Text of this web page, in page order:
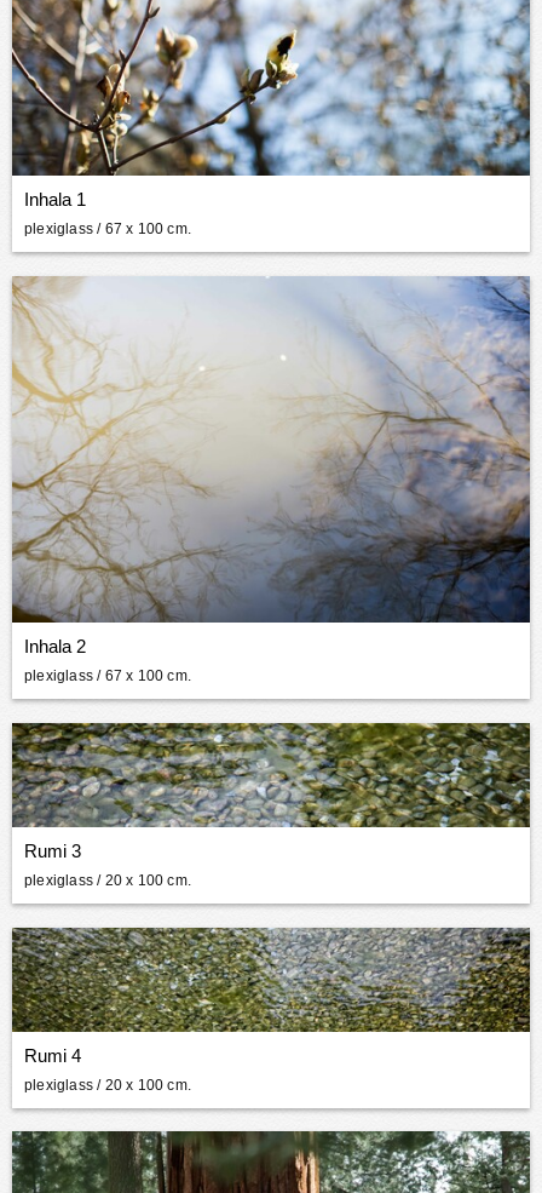
Inhala 1
plexiglass / 67 x 100 cm.
Inhala 2
plexiglass / 67 x 100 cm.
Rumi 3
plexiglass / 20 x 100 cm.
Rumi 4
plexiglass / 20 x 100 cm.